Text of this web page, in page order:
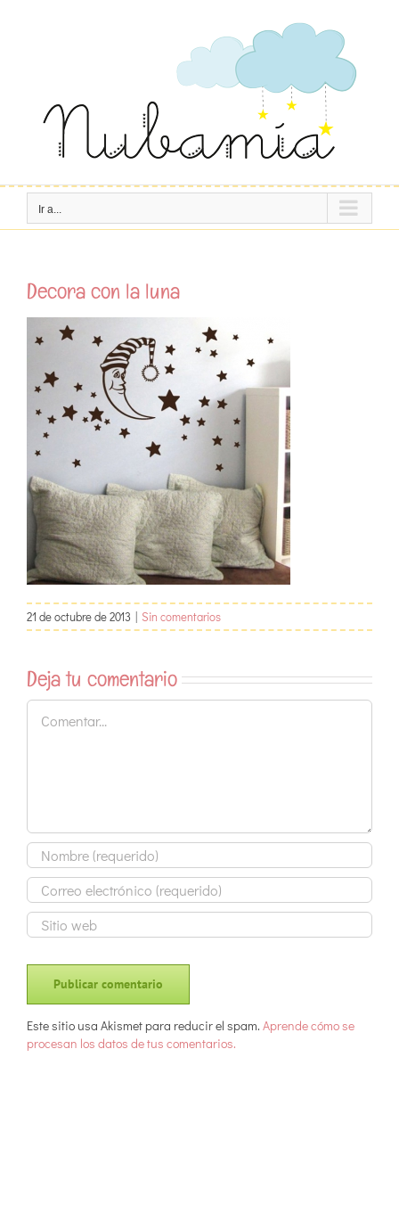
Ir a...
Decora con la luna
21 de octubre de 2013 | Sin comentarios
Deja tu comentario
Comentar
Este sitio usa Akismet para reducir el spam. Aprende cómo se
procesan los datos de tus comentarios.